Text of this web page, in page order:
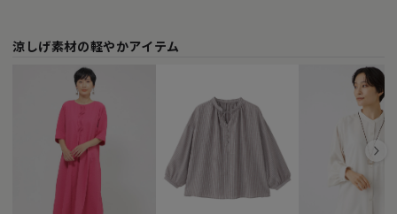
涼しげ素材の軽やかアイテム